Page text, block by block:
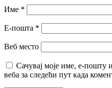
Име *
Е-пошта *
Веб место
Сачувај моје име, е-пошту
веба за следећи пут када